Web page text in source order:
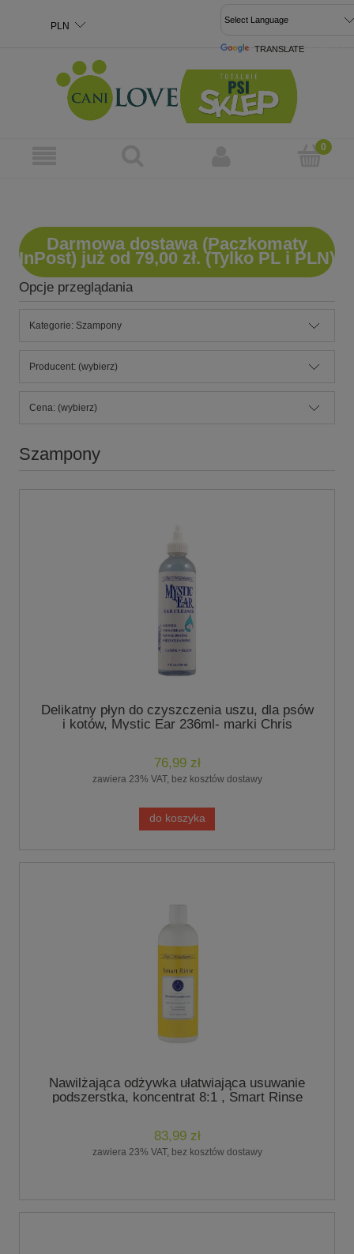
TRANSLATE
Darmowa dostawa (Paczkomaty
InPost) już od 79,00 zł. (Tylko PL i PLN)
Opcje przeglądania
Kategorie: Szampony
Producent: (wybierz)
Cena: (wybierz)
Szampony
Delikatny płyn do czyszczenia uszu, dla psów
i kotów, Mystic Ear 236ml- marki Chris
76,99 zł
zawiera 23% VAT, bez kosztów dostawy
do koszyka
Nawilżająca odżywka ułatwiająca usuwanie
podszerstka, koncentrat 8:1 , Smart Rinse
83,99 zł
zawiera 23% VAT, bez kosztów dostawy